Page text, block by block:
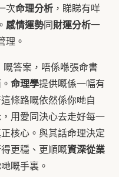
次命理分析 ，睇睇有咩
感情運勢同財運分析一
理。
嘅答案，唔係喺張命書
命理學提供嘅係一幅有
條路嘅依然係你哋自
用愛同決心去走好每一
核心。與其話命理決定
更穩、更順嘅資深從業
嘅手裏。